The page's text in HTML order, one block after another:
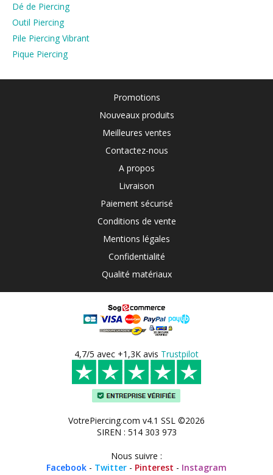
Dé de Piercing
Outil Piercing
Pile Piercing Vibrant
Pique Piercing
Promotions
Nouveaux produits
Meilleures ventes
Contactez-nous
A propos
Livraison
Paiement sécurisé
Conditions de vente
Mentions légales
Confidentialité
Qualité matériaux
4,7/5 avec +1,3K avis Trustpilot
VotrePiercing.com v4.1 SSL ©2026
SIREN : 514 303 973
Nous suivre :
Facebook - Twitter - Pinterest - Instagram